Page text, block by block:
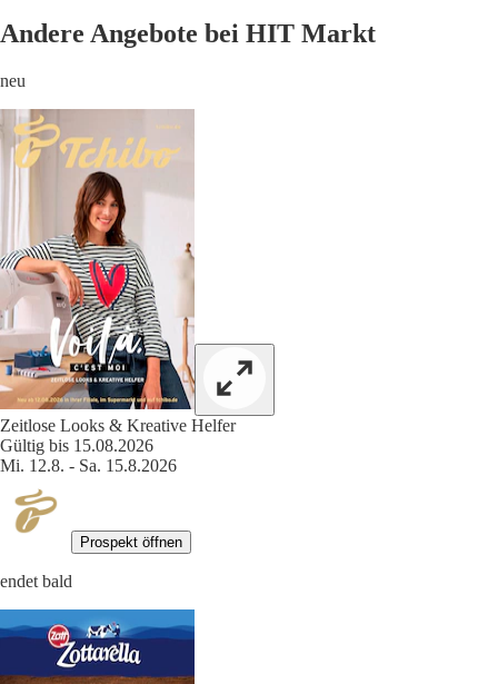
Andere Angebote bei HIT Markt
neu
Zeitlose Looks & Kreative Helfer
Gültig bis 15.08.2026
Mi. 12.8. - Sa. 15.8.2026
Prospekt öffnen
endet bald